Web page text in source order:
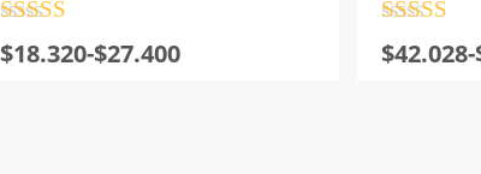
con4.5de
$18.320-$27.400
Rango
con4.5de
$42.028-
Rango